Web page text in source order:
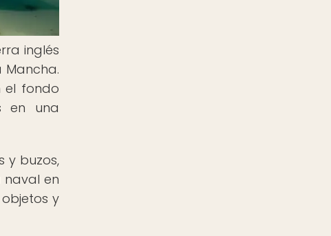
inglés
el fondo
en una
y buzos,
naval en
y